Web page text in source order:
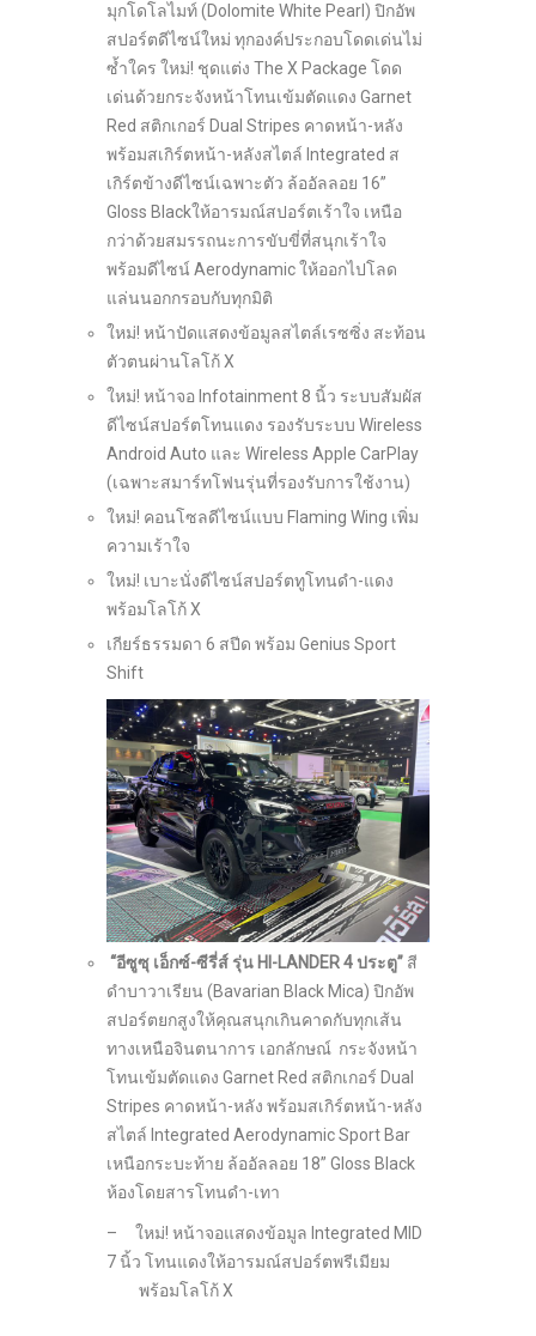
มุกโดโลไมท์ (Dolomite White Pearl) ปิกอัพ
สปอร์ตดีไซน์ใหม่ ทุกองค์ประกอบโดดเด่นไม่
ซ้ำใคร ใหม่! ชุดแต่ง The X Package โดด
เด่นด้วยกระจังหน้าโทนเข้มตัดแดง Garnet
Red สติกเกอร์ Dual Stripes คาดหน้า-หลัง
พร้อมสเกิร์ตหน้า-หลังสไตล์ Integrated ส
เกิร์ตข้างดีไซน์เฉพาะตัว ล้ออัลลอย 16”
Gloss Blackให้อารมณ์สปอร์ตเร้าใจ เหนือ
กว่าด้วยสมรรถนะการขับขี่ที่สนุกเร้าใจ
พร้อมดีไซน์ Aerodynamic ให้ออกไปโลด
แล่นนอกกรอบกับทุกมิติ
ใหม่! หน้าปัดแสดงข้อมูลสไตล์เรซซิ่ง สะท้อน
ตัวตนผ่านโลโก้ X
ใหม่! หน้าจอ Infotainment 8 นิ้ว ระบบสัมผัส
ดีไซน์สปอร์ตโทนแดง รองรับระบบ Wireless
Android Auto และ Wireless Apple CarPlay
(เฉพาะสมาร์ทโฟนรุ่นที่รองรับการใช้งาน)
ใหม่! คอนโซลดีไซน์แบบ Flaming Wing เพิ่ม
ความเร้าใจ
ใหม่! เบาะนั่งดีไซน์สปอร์ตทูโทนดำ-แดง
พร้อมโลโก้ X
เกียร์ธรรมดา 6 สปีด พร้อม Genius Sport
Shift
“อีซูซุ เอ็กซ์-ซีรี่ส์ รุ่น HI-LANDER 4 ประตู” สี
ดำบาวาเรียน (Bavarian Black Mica) ปิกอัพ
สปอร์ตยกสูงให้คุณสนุกเกินคาดกับทุกเส้น
ทางเหนือจินตนาการ เอกลักษณ์ กระจังหน้า
โทนเข้มตัดแดง Garnet Red สติกเกอร์ Dual
Stripes คาดหน้า-หลัง พร้อมสเกิร์ตหน้า-หลัง
สไตล์ Integrated Aerodynamic Sport Bar
เหนือกระบะท้าย ล้ออัลลอย 18” Gloss Black
ห้องโดยสารโทนดำ-เทา
– ใหม่! หน้าจอแสดงข้อมูล Integrated MID
7 นิ้ว โทนแดงให้อารมณ์สปอร์ตพรีเมียม
พร้อมโลโก้ X